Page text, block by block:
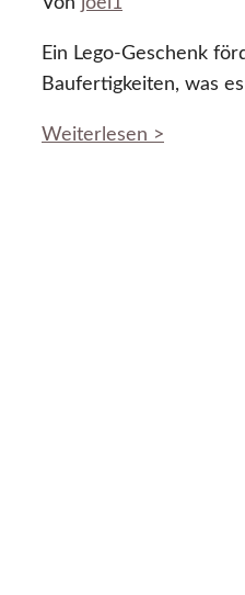
Ein Lego-Geschenk
Baufertigkeiten, was
Weiterlesen >